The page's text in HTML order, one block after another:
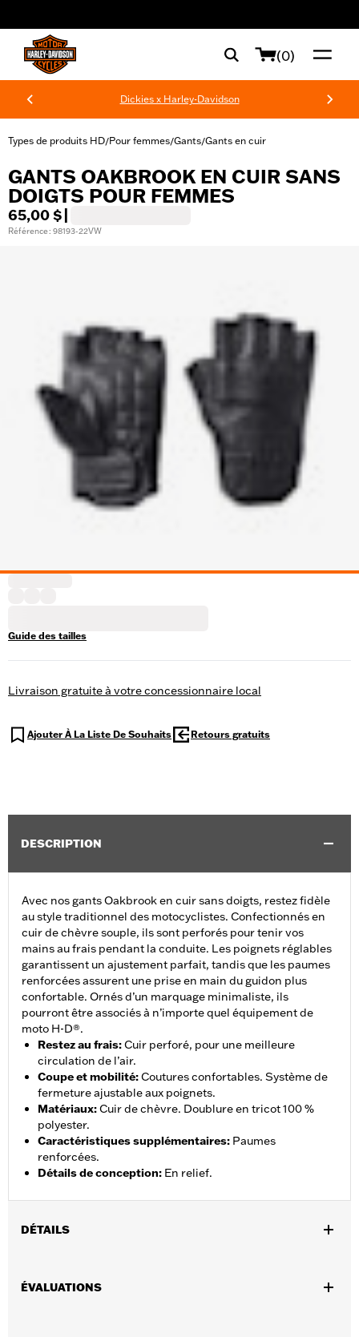
(0)
Dickies x Harley-Davidson
Types de produits HD/Pour femmes/Gants/Gants en cuir
GANTS OAKBROOK EN CUIR SANS
DOIGTS POUR FEMMES
65,00 $
Référence : 98193-22VW
Guide des tailles
Livraison gratuite à votre concessionnaire local
Ajouter À La Liste De Souhaits Retours gratuits
DESCRIPTION
Avec nos gants Oakbrook en cuir sans doigts, restez fidèle
au style traditionnel des motocyclistes. Confectionnés en
cuir de chèvre souple, ils sont perforés pour tenir vos
mains au frais pendant la conduite. Les poignets réglables
garantissent un ajustement parfait, tandis que les paumes
renforcées assurent une prise en main du guidon plus
confortable. Ornés d’un marquage minimaliste, ils
pourront être associés à n’importe quel équipement de
moto H-D®.
Restez au frais:Cuir perforé, pour une meilleure
circulation de l’air.
Coupe et mobilité:Coutures confortables. Système de
fermeture ajustable aux poignets.
Matériaux:Cuir de chèvre. Doublure en tricot 100 %
polyester.
Caractéristiques supplémentaires: Paumes
renforcées.
Détails de conception: En relief.
DÉTAILS
Caractéristiques fonctionnelles:
ÉVALUATIONS